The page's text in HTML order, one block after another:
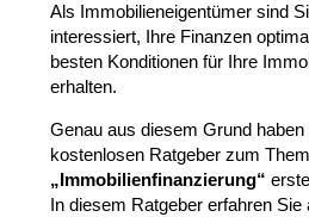
Als Immobilieneigentümer sind
interessiert, Ihre Finanzen
besten Konditionen für Ihre
erhalten.
Genau aus diesem Grund
kostenlosen Ratgeber zum
„Immobilienfinanzierung“
In diesem Ratgeber erfahren